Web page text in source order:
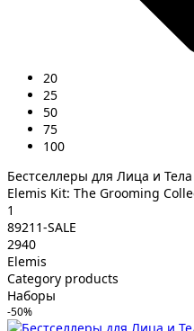
20
25
50
75
100
Бестселлеры для Лица и
Elemis Kit: The Grooming
1
89211-SALE
2940
Elemis
Category products
Наборы
-50%